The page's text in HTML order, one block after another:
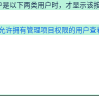
以下两类用户时，才显示该
许拥有管理项目权限的用户